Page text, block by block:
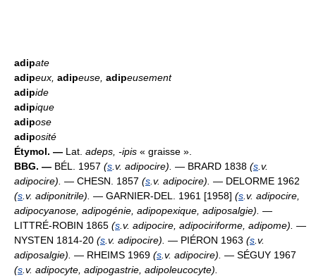
adipate
adipeux, adipeuse, adipeusement
adipide
adipique
adipose
adiposité
Étymol. — Lat. adeps, -ipis « graisse ».
BBG. — BÉL. 1957 (s .v. adipocire). — BRARD 1838 (s .v.
adipocire). — CHESN. 1857 (s .v. adipocire). — DELORME 1962
(s .v. adiponitrile). — GARNIER-DEL. 1961 [1958] (s .v. adipocire,
adipocyanose, adipogénie, adipopexique, adiposalgie). —
LITTRÉ-ROBIN 1865 (s .v. adipocire, adipociriforme, adipome). —
NYSTEN 1814-20 (s .v. adipocire). — PIÉRON 1963 (s .v.
adiposalgie). — RHEIMS 1969 (s .v. adipocire). — SÉGUY 1967
(s .v. adipocyte, adipogastrie, adipoleucocyte).